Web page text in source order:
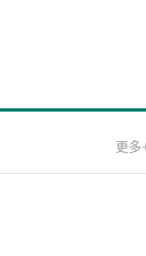
更多